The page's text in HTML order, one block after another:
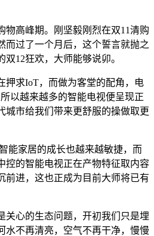
高峰期。刚坚毅刚烈在双11清购
而过了一个月后，这个誓言就抛之
12狂欢，大师能够说卯。
求IoT，而做为客堂的配角，电
以越来越多的智能电视便呈现正
城市给我们带来更舒服的操做取更
家居的成长也越来越敏捷，而
控的智能电视正在产物特征取内容
前进，这也正成为目前大师将已有
心的生态问题，开初我们只是埋
水不再清亮，空气不再干净，慢慢